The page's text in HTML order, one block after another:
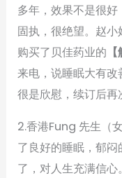
多年，效果不是很
固执，很绝望。赵小
购买了贝佳药业的
来电，说睡眠大有
很是欣慰，续订后再
2.香港Fung 先生（
了良好的睡眠，郁
了，对人生充满信